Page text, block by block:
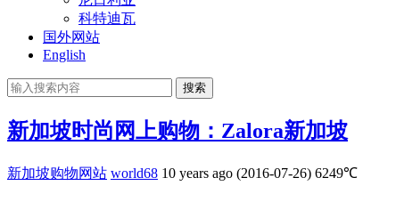
科特迪瓦
国外网站
English
搜索
新加坡时尚网上购物：Zalora新加坡
新加坡购物网站 world68 10 years ago (2016-07-26) 6249℃